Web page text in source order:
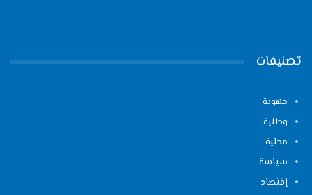
تصنيفات
جهوية
وطنية
محلية
سياسة
إقتصاد